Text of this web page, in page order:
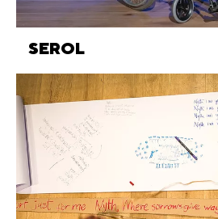
SEROL